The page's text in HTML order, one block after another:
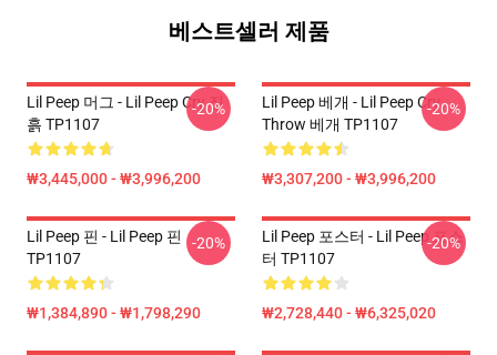
베스트셀러 제품
Lil Peep 머그 - Lil Peep Cry 진
흙 TP1107
₩3,445,000 - ₩3,996,200
-20%
Lil Peep 베개 - Lil Peep Cry
Throw 베개 TP1107
₩3,307,200 - ₩3,996,200
-20%
Lil Peep 핀 - Lil Peep 핀
TP1107
₩1,384,890 - ₩1,798,290
-20%
Lil Peep 포스터 - Lil Peep 포스
터 TP1107
₩2,728,440 - ₩6,325,020
-20%